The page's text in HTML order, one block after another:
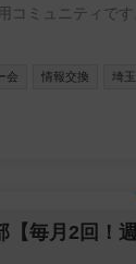
ニティです。 ご自由
会 情報交換 埼
【毎月2回！